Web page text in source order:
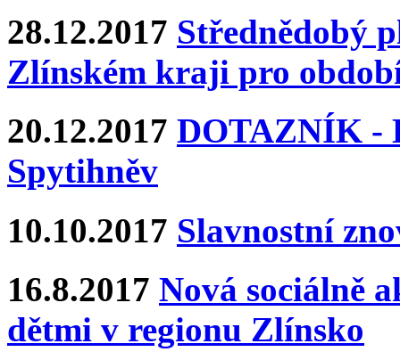
28.12.2017 Střednědobý
Zlínském kraji pro
20.12.2017 DOTAZNÍK -
Spytihněv
10.10.2017 Slavnostní
16.8.2017 Nová sociálně
dětmi v regionu Zlínsko